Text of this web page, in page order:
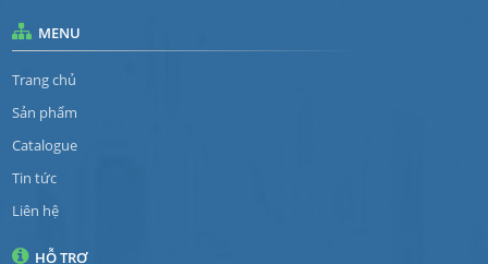
MENU
Trang chủ
Sản phẩm
Catalogue
Tin tức
Liên hệ
HỖ TRỢ